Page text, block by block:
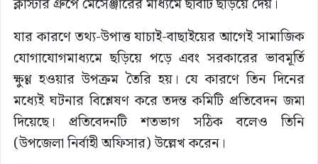
যার কারণে তথ্য-উপাত্ত যাচাই-বাছাইয়ের আগেই সামাজিক
যোগাযোগমাধ্যমে ছড়িয়ে পড়ে এবং সরকারের ভাবমূর্তি
ক্ষুণ্ণ হওয়ার উপক্রম তৈরি হয়। যে কারণে তিন দিনের
মধ্যেই ঘটনার বিশ্লেষণ করে তদন্ত কমিটি প্রতিবেদন জমা
দিয়েছে। প্রতিবেদনটি শতভাগ সঠিক বলেও তিনি
(উপজেলা নির্বাহী অফিসার) উল্লেখ করেন।